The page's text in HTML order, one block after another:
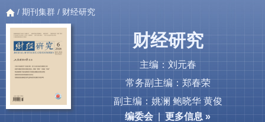
/ 期刊集群 / 财经研究
财经研究
主编：刘元春
常务副主编：郑春荣
副主编：姚澜 鲍晓华 黄俊
编委会|更多信息 »